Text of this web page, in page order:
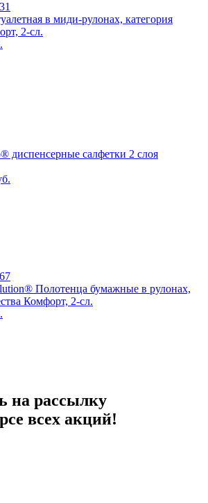
в миди-рулонах, категория
2-сл.
диспенсерные салфетки 2 слоя
Полотенца бумажные в рулонах,
Комфорт, 2-сл.
на рассылку
всех акций!